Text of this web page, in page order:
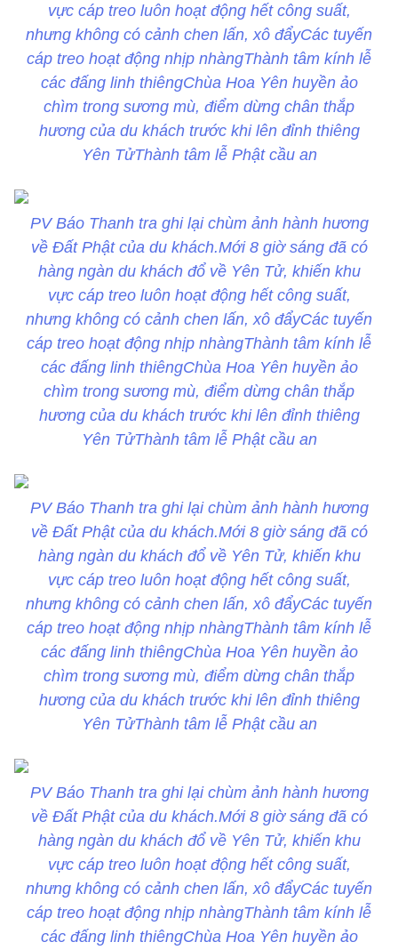
vực cáp treo luôn hoạt động hết công suất,
nhưng không có cảnh chen lấn, xô đẩyCác tuyến
cáp treo hoạt động nhịp nhàngThành tâm kính lễ
các đấng linh thiêngChùa Hoa Yên huyền ảo
chìm trong sương mù, điểm dừng chân thắp
hương của du khách trước khi lên đỉnh thiêng
Yên TửThành tâm lễ Phật cầu an
PV Báo Thanh tra ghi lại chùm ảnh hành hương
về Đất Phật của du khách.Mới 8 giờ sáng đã có
hàng ngàn du khách đổ về Yên Tử, khiến khu
vực cáp treo luôn hoạt động hết công suất,
nhưng không có cảnh chen lấn, xô đẩyCác tuyến
cáp treo hoạt động nhịp nhàngThành tâm kính lễ
các đấng linh thiêngChùa Hoa Yên huyền ảo
chìm trong sương mù, điểm dừng chân thắp
hương của du khách trước khi lên đỉnh thiêng
Yên TửThành tâm lễ Phật cầu an
PV Báo Thanh tra ghi lại chùm ảnh hành hương
về Đất Phật của du khách.Mới 8 giờ sáng đã có
hàng ngàn du khách đổ về Yên Tử, khiến khu
vực cáp treo luôn hoạt động hết công suất,
nhưng không có cảnh chen lấn, xô đẩyCác tuyến
cáp treo hoạt động nhịp nhàngThành tâm kính lễ
các đấng linh thiêngChùa Hoa Yên huyền ảo
chìm trong sương mù, điểm dừng chân thắp
hương của du khách trước khi lên đỉnh thiêng
Yên TửThành tâm lễ Phật cầu an
PV Báo Thanh tra ghi lại chùm ảnh hành hương
về Đất Phật của du khách.Mới 8 giờ sáng đã có
hàng ngàn du khách đổ về Yên Tử, khiến khu
vực cáp treo luôn hoạt động hết công suất,
nhưng không có cảnh chen lấn, xô đẩyCác tuyến
cáp treo hoạt động nhịp nhàngThành tâm kính lễ
các đấng linh thiêngChùa Hoa Yên huyền ảo